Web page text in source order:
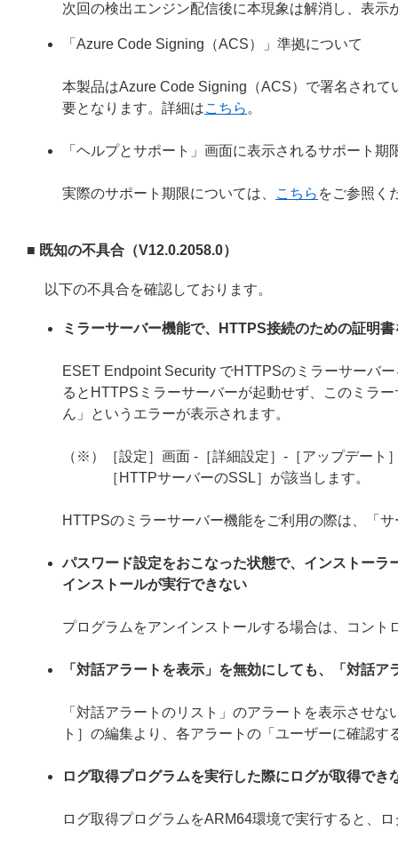
次回の検出エンジン配信後に本現象は解消し、表示
「Azure Code Signing（ACS）」準拠について
本製品はAzure Code Signing（ACS）で署名され
要となります。詳細はこちら 。
「ヘルプとサポート」画面に表示されるサポート
実際のサポート期限については、 こちら をご参照く
■ 既知の不具合（V12.0.2058.0）
以下の不具合を確認しております。
ミラーサーバー機能で、HTTPS接続のための証明
ESET Endpoint Security でHTTPSのミラーサーバ
るとHTTPSミラーサーバーが起動せず、このミラ
ん」というエラーが表示されます。
（※）［設定］画面 -［詳細設定］-［アップデー
［HTTPサーバーのSSL］が該当します。
HTTPSのミラーサーバー機能をご利用の際は、「
パスワード設定をおこなった状態で、インストー
インストールが実行できない
プログラムをアンインストールする場合は、コン
「対話アラートを表示」を無効にしても、「対話
「対話アラートのリスト」のアラートを表示させ
ト］の編集より、各アラートの「ユーザーに確認
ログ取得プログラムを実行した際にログが取得でき
ログ取得プログラムをARM64環境で実行すると、